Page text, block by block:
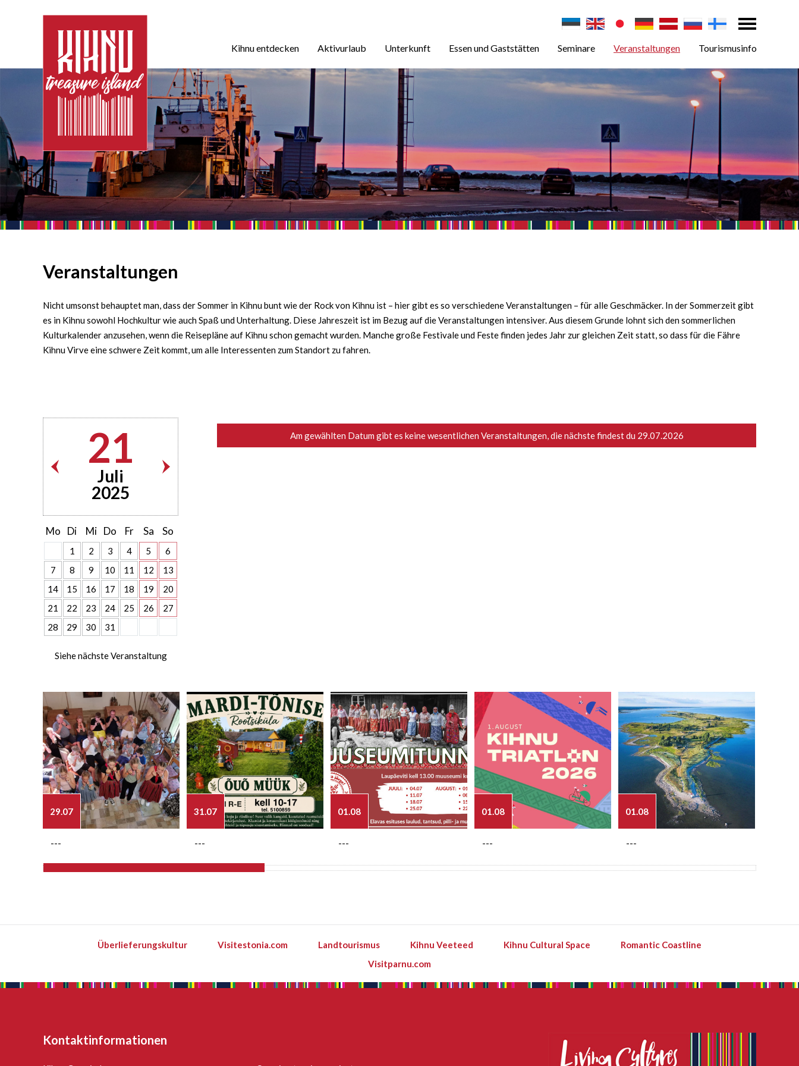
Kihnu entdecken Aktivurlaub Unterkunft Essen und Gaststätten Seminare Veranstaltungen Tourismusinfo
Veranstaltungen
Nicht umsonst behauptet man, dass der Sommer in Kihnu bunt wie der Rock von Kihnu ist – hier gibt es so verschiedene Veranstaltungen – für alle Geschmäcker. In der Sommerzeit gibt
es in Kihnu sowohl Hochkultur wie auch Spaß und Unterhaltung. Diese Jahreszeit ist im Bezug auf die Veranstaltungen intensiver. Aus diesem Grunde lohnt sich den sommerlichen
Kulturkalender anzusehen, wenn die Reisepläne auf Kihnu schon gemacht wurden. Manche große Festivale und Feste finden jedes Jahr zur gleichen Zeit statt, so dass für die Fähre
Kihnu Virve eine schwere Zeit kommt, um alle Interessenten zum Standort zu fahren.
21
Juli
2025
Mo Di Mi Do Fr Sa So
1 2 3 4 5
6
7
8 9 10 11 12
13
14
15 16 17 18 19
20
21
22 23 24 25 26
27
28
29 30 31
Siehe nächste Veranstaltung
Am gewählten Datum gibt es keine wesentlichen Veranstaltungen, die nächste findest du 29.07.2026
29.07
---
31.07
---
01.08
---
01.08
---
01.08
---
Überlieferungskultur Visitestonia.com Landtourismus Kihnu Veeteed Kihnu Cultural Space
Romantic Coastline
Visitparnu.com
Kontaktinformationen